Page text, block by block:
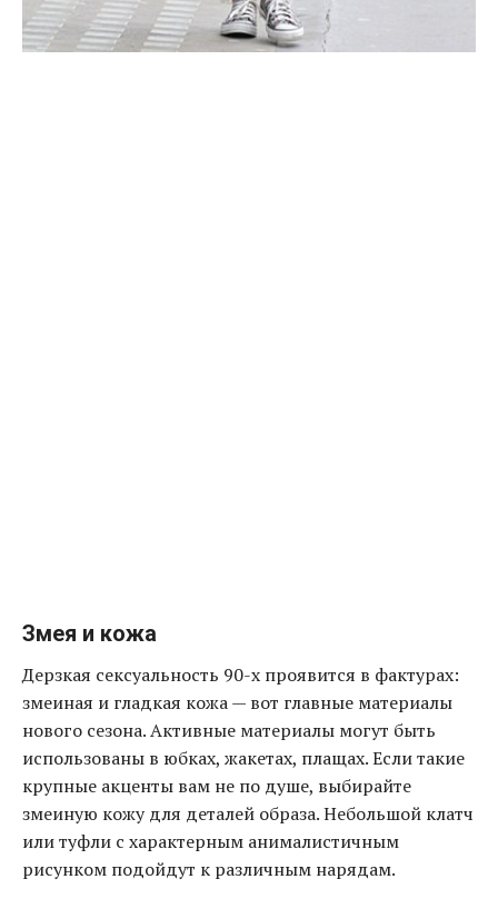
Змея и кожа
Дерзкая сексуальность 90-х проявится в фактурах:
змеиная и гладкая кожа — вот главные материалы
нового сезона. Активные материалы могут быть
использованы в юбках, жакетах, плащах. Если такие
крупные акценты вам не по душе, выбирайте
змеиную кожу для деталей образа. Небольшой клатч
или туфли с характерным анималистичным
рисунком подойдут к различным нарядам.